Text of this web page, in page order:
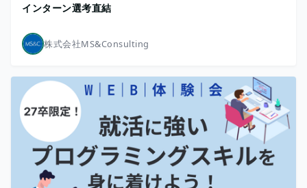
インターン選考直結
株式会社MS&Consulting